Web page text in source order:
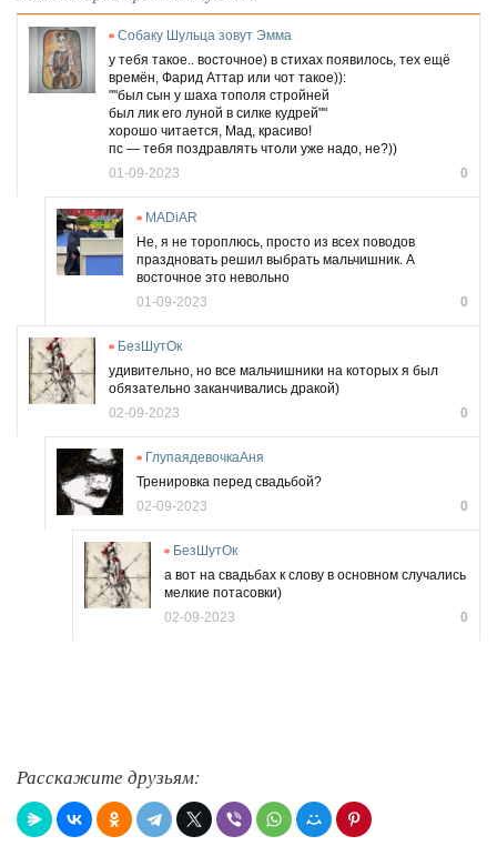
Собаку Шульца зовут Эмма
у тебя такое.. восточное) в стихах появилось, тех ещё
времён, Фарид Аттар или чот такое)):
""был сын у шаха тополя стройней
был лик его луной в силке кудрей""
хорошо читается, Мад, красиво!
пс — тебя поздравлять чтоли уже надо, не?))
0
01-09-2023
MADiAR
Не, я не тороплюсь, просто из всех поводов
праздновать решил выбрать мальчишник. А
восточное это невольно
0
01-09-2023
БезШутОк
удивительно, но все мальчишники на которых я был
обязательно заканчивались дракой)
0
02-09-2023
ГлупаядевочкаАня
Тренировка перед свадьбой?
0
02-09-2023
БезШутОк
а вот на свадьбах к слову в основном случались
мелкие потасовки)
0
02-09-2023
Расскажите друзьям: